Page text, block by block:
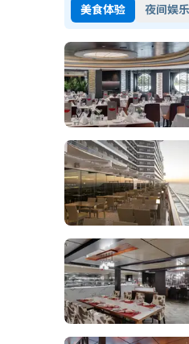
美食体验 夜间娱乐